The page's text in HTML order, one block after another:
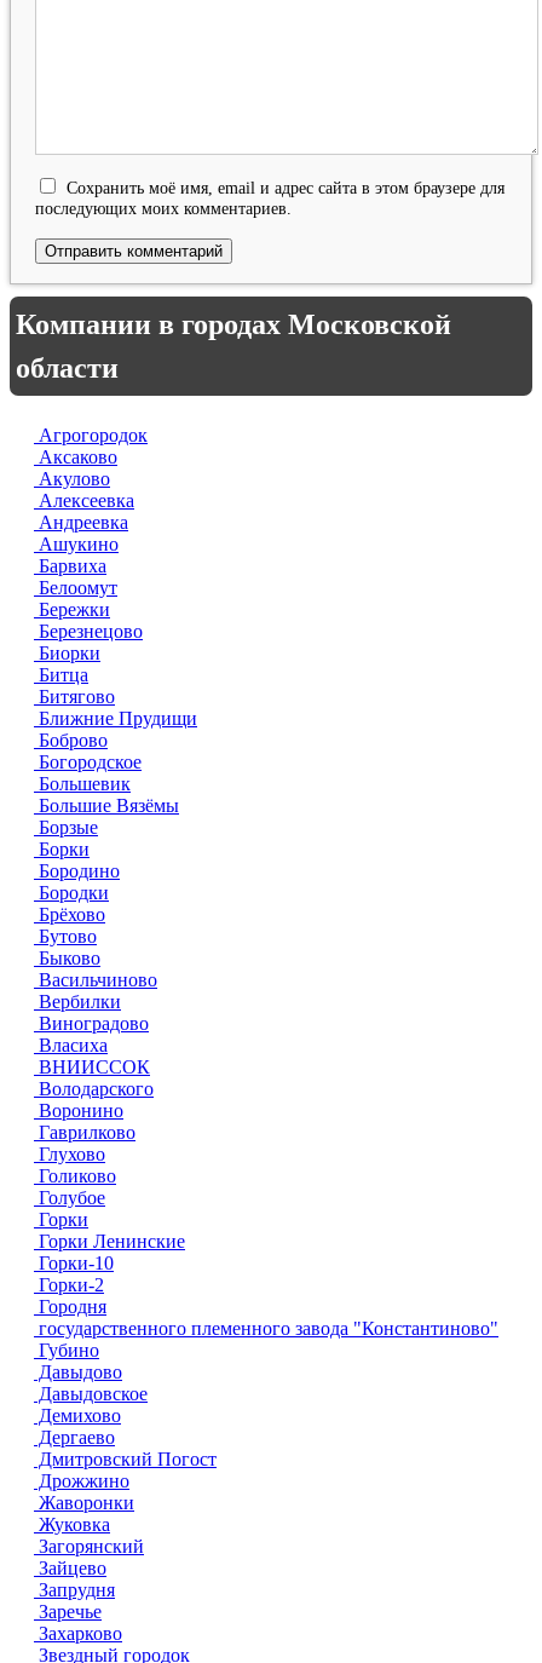
Сохранить моё имя, email и адрес сайта в этом браузере для
последующих моих комментариев.
Компании в городах Московской
области
Агрогородок
Аксаково
Акулово
Алексеевка
Андреевка
Ашукино
Барвиха
Белоомут
Бережки
Березнецово
Биорки
Битца
Битягово
Ближние Прудищи
Боброво
Богородское
Большевик
Большие Вязёмы
Борзые
Борки
Бородино
Бородки
Брёхово
Бутово
Быково
Васильчиново
Вербилки
Виноградово
Власиха
ВНИИССОК
Володарского
Воронино
Гаврилково
Глухово
Голиково
Голубое
Горки
Горки Ленинские
Горки-10
Горки-2
Городня
государственного племенного завода "Константиново"
Губино
Давыдово
Давыдовское
Демихово
Дергаево
Дмитровский Погост
Дрожжино
Жаворонки
Жуковка
Загорянский
Зайцево
Запрудня
Заречье
Захарково
Звездный городок